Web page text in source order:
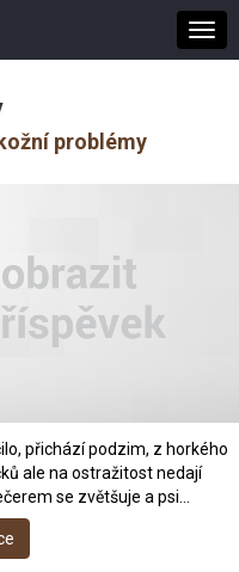
problémy
přichází podzim, z horkého
ale na ostražitost nedají
se zvětšuje a psi…